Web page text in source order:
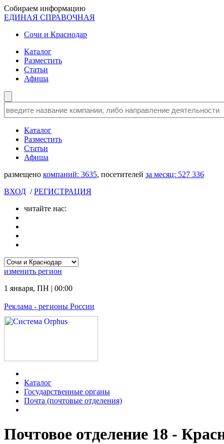
Собираем информацию
ЕДИНАЯ СПРАВОЧНАЯ
Сочи и Краснодар
Каталог
Разместить
Статьи
Афиша
Каталог
Разместить
Статьи
Афиша
размещено компаний: 3635, посетителей за месяц: 527 336
ВХОД /РЕГИСТРАЦИЯ
читайте нас:
изменить регион
1 января, ПН | 00:00
Реклама - регионы России
Каталог
Государственные органы
Почта (почтовые отделения)
Почтовое отделение 18 -